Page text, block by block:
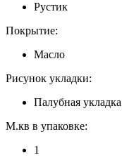
Рустик
Покрытие:
Масло
Рисунок укладки:
Палубная укладка
М.кв в упаковке:
1